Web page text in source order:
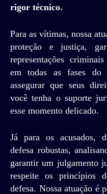
rigor técnico.
Para as vítimas, nossa
proteção e justiça,
representações
em todas as fases do
assegurar que seus
você tenha o suporte
esse momento delicado.
Já para os acusados,
defesa robustas,
garantir um julgamento
respeite os princípios
defesa. Nossa atuação é